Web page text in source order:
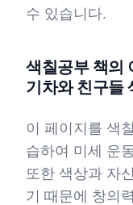
수 있습니다.
색칠공부 책의
기차와 친구들
이 페이지를 색
습하여 미세 운
또한 색상과 자
기 때문에 창의